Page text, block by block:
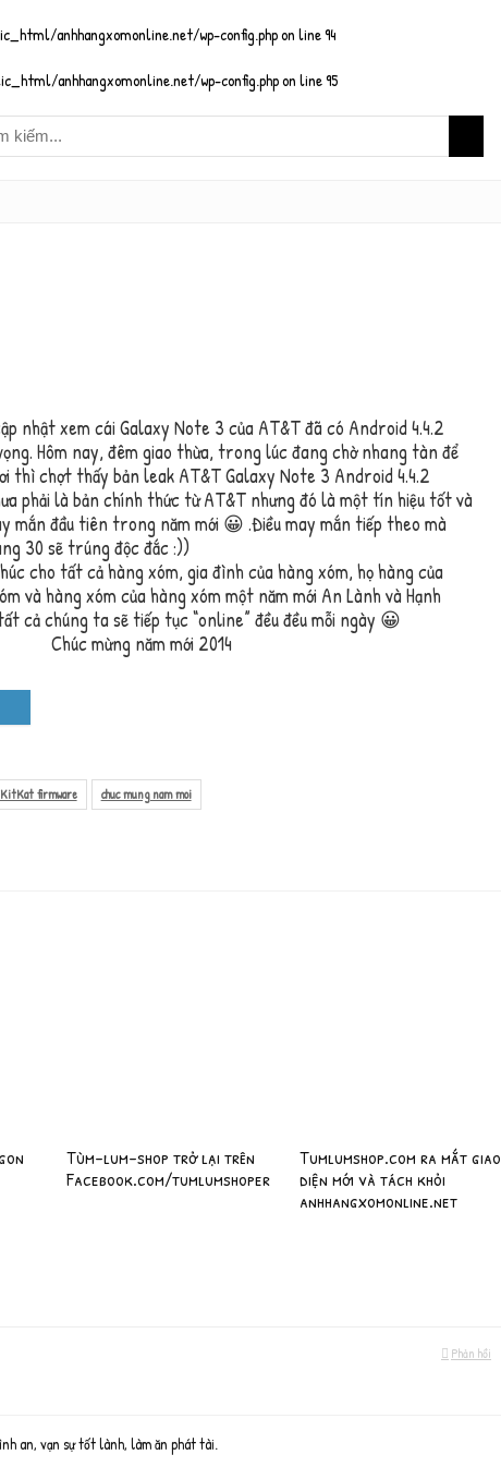
anhhangxomonline.net/wp-config.phpon line94
anhhangxomonline.net/wp-config.phpon line95
nhật xem cái Galaxy Note 3 của AT&T đã có Android 4.4.2
Hôm nay, đêm giao thừa, trong lúc đang chờ nhang tàn để
thì chợt thấy bản leak AT&T Galaxy Note 3 Android 4.4.2
phải là bản chính thức từ AT&T nhưng đó là một tín hiệu tốt và
mắn đầu tiên trong năm mới 😀 .Điều may mắn tiếp theo mà
30 sẽ trúng độc đắc :))
cho tất cả hàng xóm, gia đình của hàng xóm, họ hàng của
và hàng xóm của hàng xóm một năm mới An Lành và Hạnh
cả chúng ta sẽ tiếp tục “online” đều đều mỗi ngày 😀
KitKat firmware chuc mung nam moi
Tùm-lum-shop trở lại trên
Facebook.com/tumlumshoper
Tumlumshop.com ra mắt giao
diện mới và tách khỏi
anhhangxomonline.net
Phản hồi
an, vạn sự tốt lành, làm ăn phát tài.